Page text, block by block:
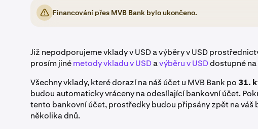
Financování přes MVB Bank bylo ukončeno.
Již nepodporujeme vklady v USD a výběry v USD
prosím jinémetody vkladu v USDavýběru v USDdostupné
Všechny vklady, které dorazí na náš účet u MVB Bank po 31.
budou automaticky vráceny na odesílající bankovní účet.
tento bankovní účet, prostředky budou připsány zpět na váš
několika dnů.